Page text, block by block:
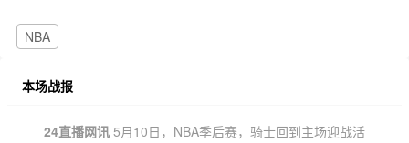
NBA
本场战报
24直播网讯 5月10日，NBA季后赛，骑士回到主场迎战活